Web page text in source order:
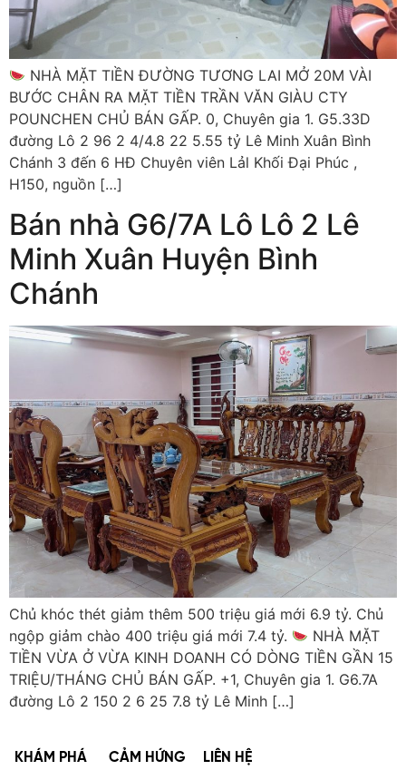
NHÀ MẶT TIỀN ĐƯỜNG TƯƠNG LAI MỞ 20M VÀI
BƯỚC CHÂN RA MẶT TIỀN TRẦN VĂN GIÀU CTY
POUNCHEN CHỦ BÁN GẤP. 0, Chuyên gia 1. G5.33D
đường Lô 2 96 2 4/4.8 22 5.55 tỷ Lê Minh Xuân Bình
Chánh 3 đến 6 HĐ Chuyên viên Lảl Khối Đại Phúc ,
H150, nguồn […]
Bán nhà G6/7A Lô Lô 2 Lê
Minh Xuân Huyện Bình
Chánh
Chủ khóc thét giảm thêm 500 triệu giá mới 6.9 tỷ. Chủ
ngộp giảm chào 400 triệu giá mới 7.4 tỷ.
NHÀ MẶT
TIỀN VỪA Ở VỪA KINH DOANH CÓ DÒNG TIỀN GẦN 15
TRIỆU/THÁNG CHỦ BÁN GẤP. +1, Chuyên gia 1. G6.7A
đường Lô 2 150 2 6 25 7.8 tỷ Lê Minh […]
KHÁM PHÁ CẢM HỨNG LIÊN HỆ